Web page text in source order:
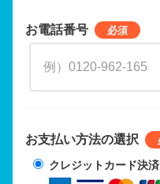
お電話番号
お支払い方法の選択
クレジットカード決済